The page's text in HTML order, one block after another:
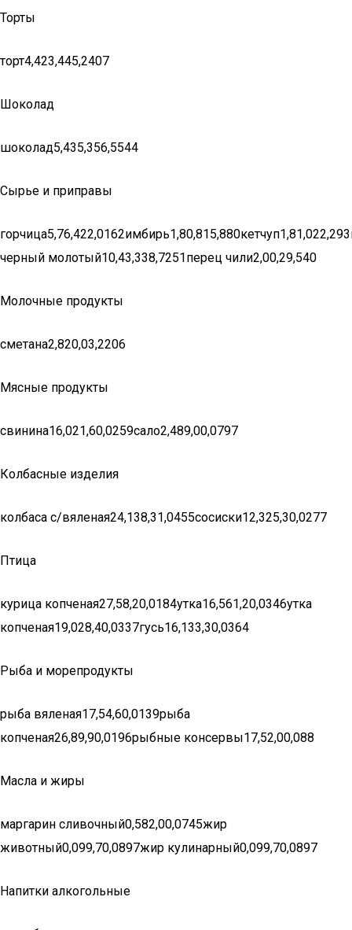
Торты
торт4,423,445,2407
Шоколад
шоколад5,435,356,5544
Сырье и приправы
черный молотый10,43,338,7251перец чили2,00,29,540
Молочные продукты
сметана2,820,03,2206
Мясные продукты
свинина16,021,60,0259сало2,489,00,0797
Колбасные изделия
колбаса с/вяленая24,138,31,0455сосиски12,325,30,0277
Птица
курица копченая27,58,20,0184утка16,561,20,0346утка
копченая19,028,40,0337гусь16,133,30,0364
Рыба и морепродукты
рыба вяленая17,54,60,0139рыба
копченая26,89,90,0196рыбные консервы17,52,00,088
Масла и жиры
маргарин сливочный0,582,00,0745жир
животный0,099,70,0897жир кулинарный0,099,70,0897
Напитки алкогольные